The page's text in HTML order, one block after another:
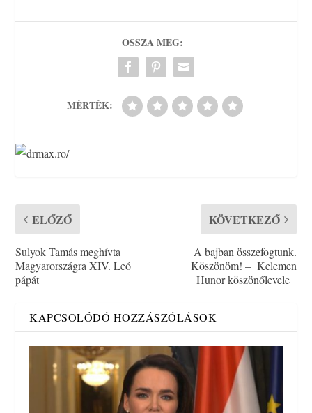
OSSZA MEG:
MÉRTÉK:
ELŐZŐ
Sulyok Tamás meghívta
Magyarországra XIV. Leó
pápát
KÖVETKEZŐ
A bajban összefogtunk.
Köszönöm! – Kelemen
Hunor köszönőlevele
KAPCSOLÓDÓ HOZZÁSZÓLÁSOK